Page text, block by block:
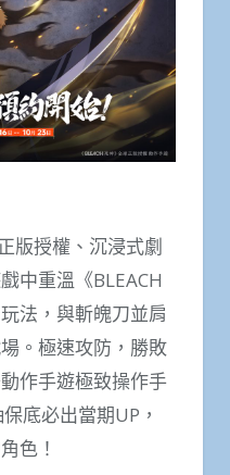
版授權、沉浸式劇
中重溫《BLEACH
法，與斬魄刀並肩
。極速攻防，勝敗
作手遊極致操作手
底必出當期UP，
色！